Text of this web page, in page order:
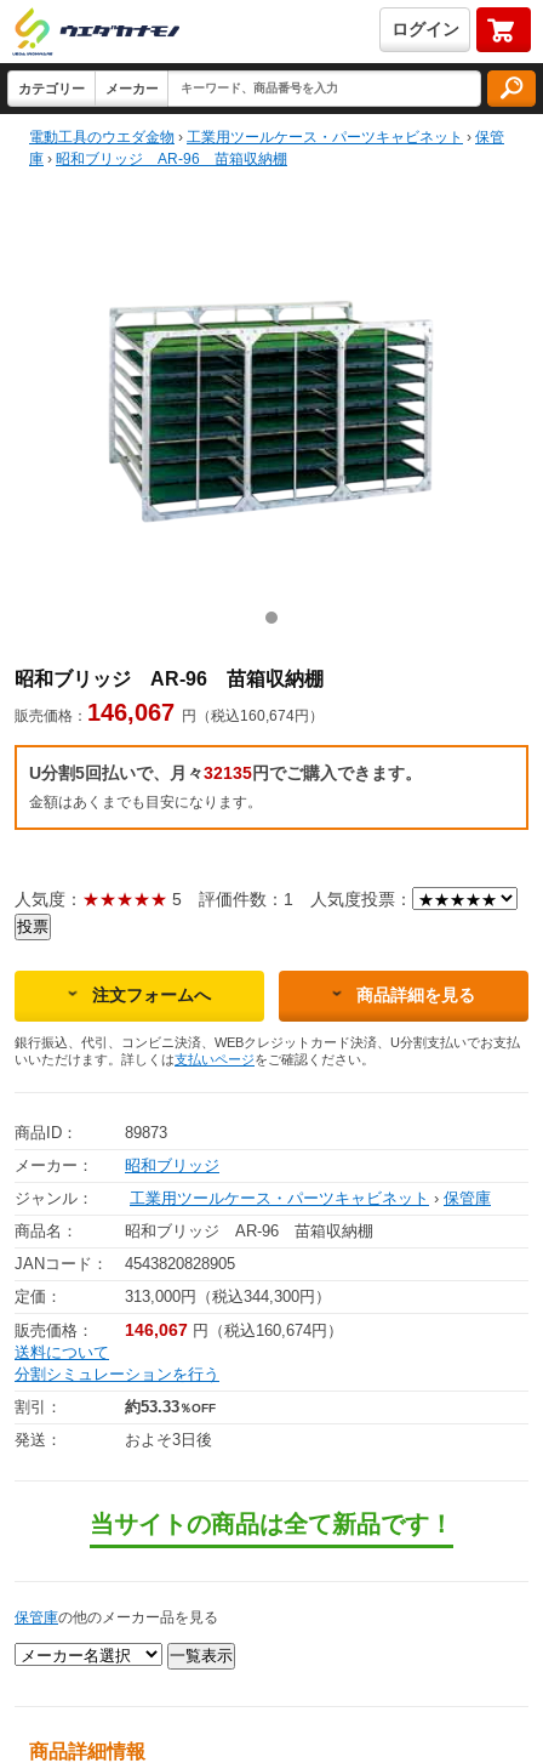
ログイン
電動工具のウエダ金物 › 工業用ツールケース・パーツキャビネット › 保管
庫 › 昭和ブリッジ AR-96 苗箱収納棚
昭和ブリッジ AR-96 苗箱収納棚
販売価格： 146,067 円（税込160,674円）
U分割5回払いで、月々32135円でご購入できます。
金額はあくまでも目安になります。
人気度： ★★★★★ 5 評価件数：1 人気度投票：
注文フォームへ 商品詳細を見る
銀行振込、代引、コンビニ決済、WEBクレジットカード決済、U分割支払いでお支払
いいただけます。詳しくは支払いページをご確認ください。
商品ID：
89873
メーカー：
昭和ブリッジ
ジャンル：
工業用ツールケース・パーツキャビネット › 保管庫
商品名：
昭和ブリッジ AR-96 苗箱収納棚
JANコード：
4543820828905
定価：
313,000円（税込344,300円）
販売価格：
146,067 円（税込160,674円）
送料について
分割シミュレーションを行う
割引：
約53.33％OFF
発送： およそ3日後
当サイトの商品は全て新品です！
保管庫の他のメーカー品を見る
商品詳細情報